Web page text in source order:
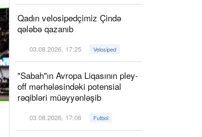
Qadın velosipedçimiz Çində
qələbə qazanıb
03.08.2026, 17:25 Velosiped
"Sabah"ın Avropa Liqasının pley-
off mərhələsindəki potensial
rəqibləri müəyyənləşib
03.08.2026, 17:06 Futbol